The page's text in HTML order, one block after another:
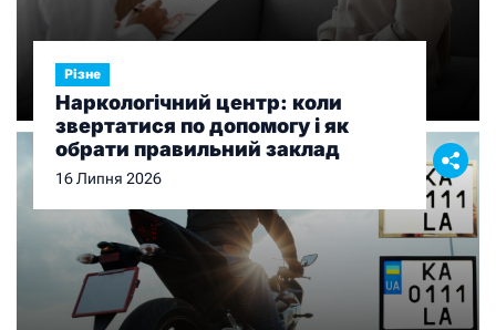
Різне
Наркологічний центр: коли
звертатися по допомогу і як
обрати правильний заклад
16 Липня 2026